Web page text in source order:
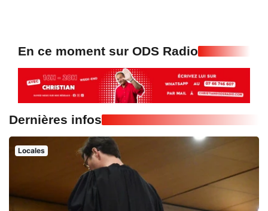
En ce moment sur ODS Radio
Dernières infos
Locales